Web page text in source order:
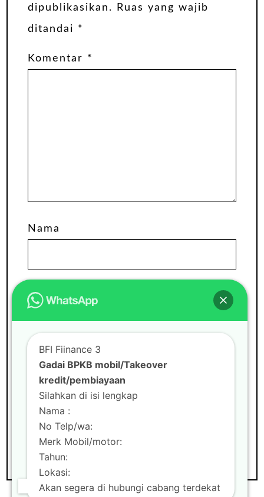
dipublikasikan.
Ruas yang wajib
ditandai *
Komentar *
Nama
Situs Web
BFI Fiinance 3
Gadai BPKB mobil/Takeover
kredit/pembiayaan
Silahkan di isi lengkap
Nama :
No Telp/wa:
Merk Mobil/motor:
Tahun:
Lokasi:
Akan segera di hubungi cabang terdekat